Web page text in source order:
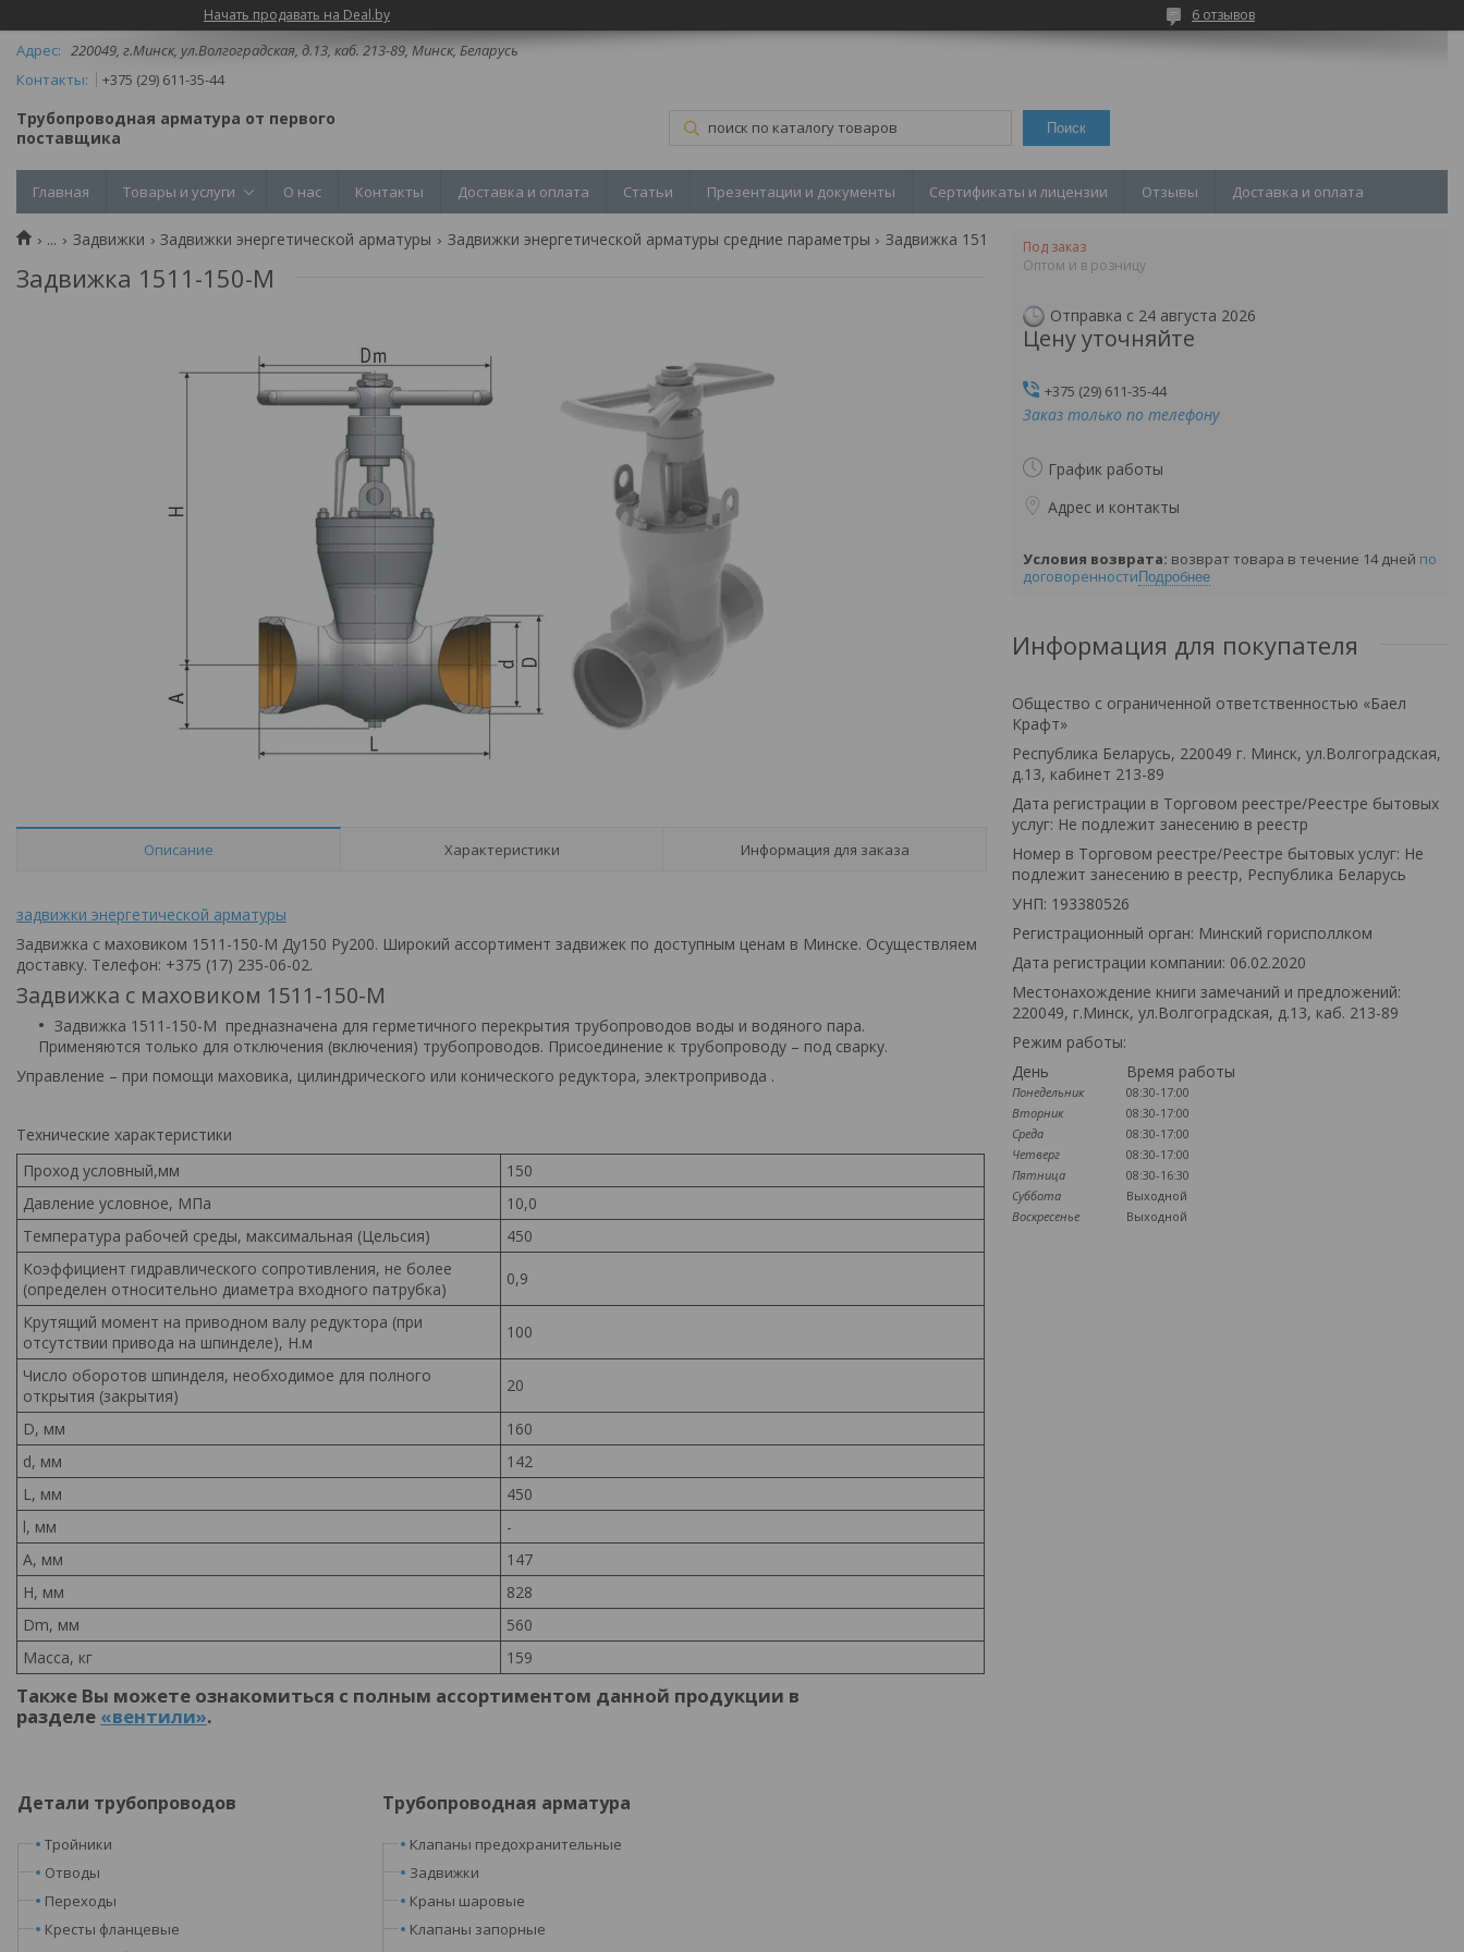
Начать продавать на Deal.by 6 отзывов
220049, г.Минск, ул.Волгоградская, д.13, каб. 213-89, Минск, Беларусь
+375 (29) 611-35-44
Трубопроводная арматура от первого
поставщика
Поиск
Главная Товары и услуги О нас Контакты Доставка и оплата Статьи Презентации и документы Сертификаты и лицензии Отзывы Доставка и оплата
... Задвижки Задвижки энергетической арматуры Задвижки энергетической арматуры средние параметры
Задвижка 1511-150-М
Описание Характеристики Информация для заказа
задвижки энергетической арматуры
Задвижка с маховиком 1511-150-М Ду150 Ру200. Широкий ассортимент задвижек по доступным ценам в Минске. Осуществляем
доставку. Телефон: +375 (17) 235-06-02.
Задвижка с маховиком 1511-150-М
Задвижка 1511-150-М предназначена для герметичного перекрытия трубопроводов воды и водяного пара.
Применяются только для отключения (включения) трубопроводов. Присоединение к трубопроводу – под сварку.
Управление – при помощи маховика, цилиндрического или конического редуктора, электропривода .
Технические характеристики
Проход условный,мм
150
Давление условное, МПа
10,0
Температура рабочей среды, максимальная (Цельсия)
450
Коэффициент гидравлического сопротивления, не более
(определен относительно диаметра входного патрубка)
0,9
Крутящий момент на приводном валу редуктора (при
отсутствии привода на шпинделе), Н.м
100
Число оборотов шпинделя, необходимое для полного
открытия (закрытия)
20
D, мм
160
d, мм
142
L, мм
450
l, мм
-
A, мм
147
H, мм
828
Dm, мм
560
Масса, кг
159
Также Вы можете ознакомиться с полным ассортиментом данной продукции в
разделе «вентили».
Под заказ
Оптом и в розницу
Отправка с 24 августа 2026
Цену уточняйте
+375 (29) 611-35-44
Заказ только по телефону
График работы
Адрес и контакты
возврат товара в течение 14 дней по
договоренности Подробнее
Информация для покупателя
Общество с ограниченной ответственностью «Баел
Крафт»
Республика Беларусь, 220049 г. Минск, ул.Волгоградская,
д.13, кабинет 213-89
Дата регистрации в Торговом реестре/Реестре бытовых
услуг: Не подлежит занесению в реестр
Номер в Торговом реестре/Реестре бытовых услуг: Не
подлежит занесению в реестр, Республика Беларусь
УНП: 193380526
Регистрационный орган: Минский горисполлком
Дата регистрации компании: 06.02.2020
Местонахождение книги замечаний и предложений:
220049, г.Минск, ул.Волгоградская, д.13, каб. 213-89
Режим работы:
День
Время работы
Понедельник
08:30-17:00
Вторник
08:30-17:00
Среда
08:30-17:00
Четверг
08:30-17:00
Пятница
08:30-16:30
Суббота
Выходной
Воскресенье
Выходной
Детали трубопроводов
Тройники
Отводы
Переходы
Кресты фланцевые
Трубопроводная арматура
Клапаны предохранительные
Задвижки
Краны шаровые
Клапаны запорные